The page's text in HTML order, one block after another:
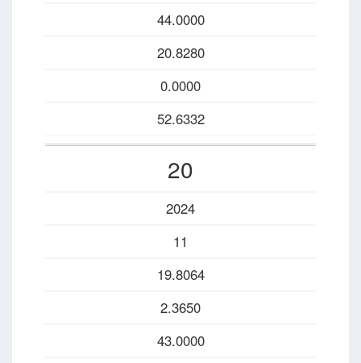
44.0000
20.8280
0.0000
52.6332
20
2024
11
19.8064
2.3650
43.0000